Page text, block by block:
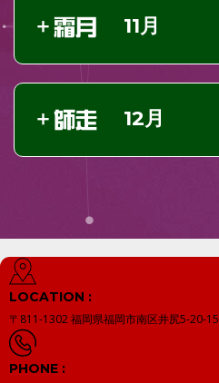
11月
12月
LOCATION :
〒811-1302福岡県福岡市南区井尻5-20-15
PHONE :